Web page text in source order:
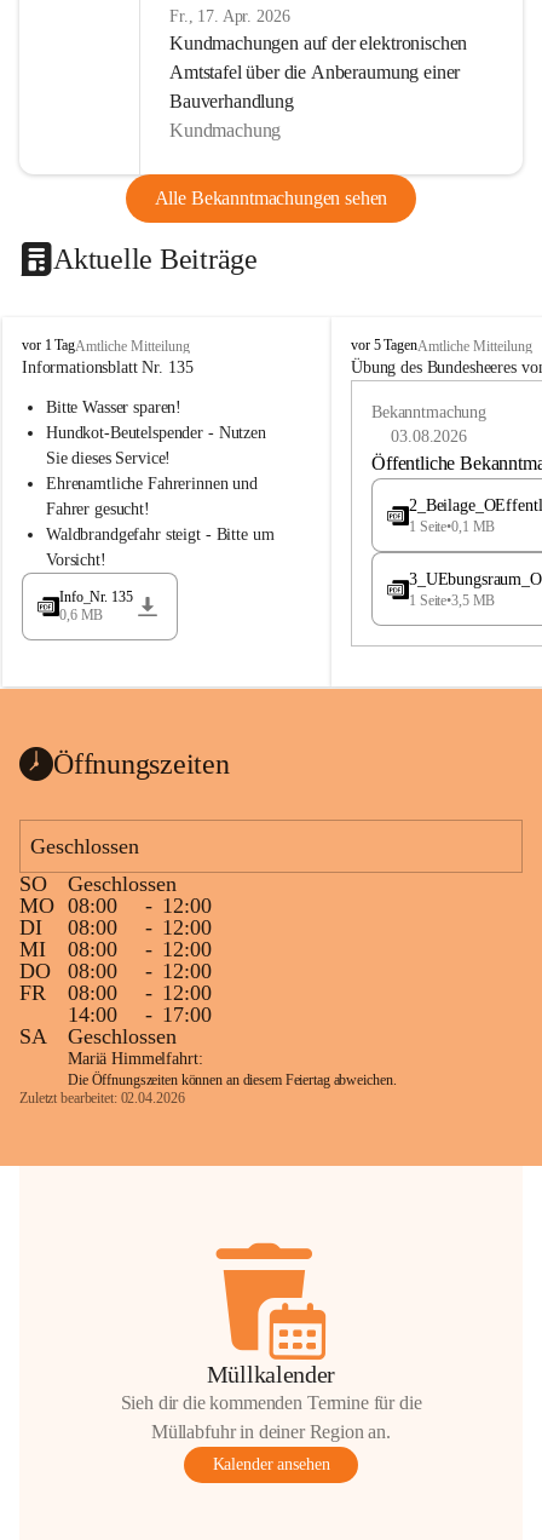
Fr., 17. Apr. 2026
Kundmachungen auf der elektronischen
Amtstafel über die Anberaumung einer
Bauverhandlung
Kundmachung
Alle Bekanntmachungen sehen
Aktuelle Beiträge
B
u
h
a
d
l
a
vor 1 TagAmtliche Mitteilung
Informationsblatt Nr. 135
Bitte Wasser sparen!
Hundkot-Beutelspender - Nutzen
Sie dieses Service!
Ehrenamtliche Fahrerinnen und
Fahrer gesucht!
Waldbrandgefahr steigt - Bitte um
Vorsicht!
Info_Nr. 135
0,6 MB
B
u
e
a
vor 5 TagenAmtliche Mitteilung
Übung des Bundesheeres
Bekanntmachung
03.08.2026
Öffentliche
1 Seite•0,1 MB
1 Seite•3,5 MB
Öffnungszeiten
Geschlossen
SO
Geschlossen
MO 08:00 - 12:00
DI
08:00 - 12:00
MI
08:00 - 12:00
DO
08:00 - 12:00
FR
08:00 - 12:00
14:00
- 17:00
SA
Geschlossen
Mariä Himmelfahrt:
Die Öffnungszeiten können an diesem Feiertag abweichen.
Zuletzt bearbeitet: 02.04.2026
Müllkalender
Sieh dir die kommenden Termine für die
Müllabfuhr in deiner Region an.
Kalender ansehen